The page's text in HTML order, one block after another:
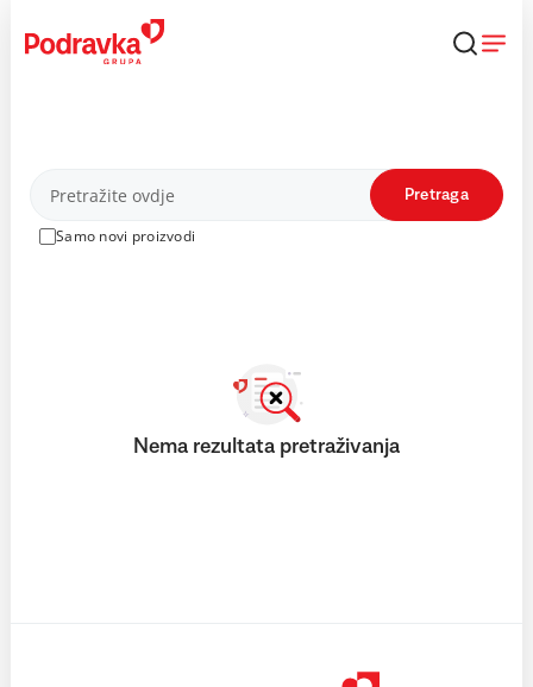
content
Proizvodi
Samo novi proizvodi
Pretraga
Nema rezultata pretraživanja